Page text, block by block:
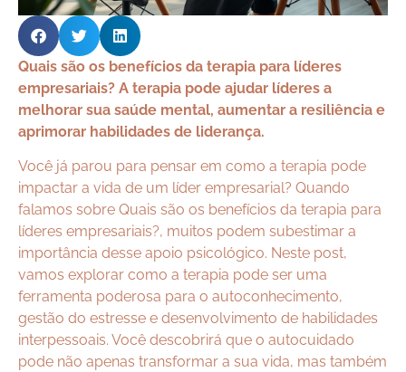
Quais são os benefícios da terapia para líderes
empresariais? A terapia pode ajudar líderes a
melhorar sua saúde mental, aumentar a resiliência e
aprimorar habilidades de liderança.
Você já parou para pensar em como a terapia pode
impactar a vida de um líder empresarial? Quando
falamos sobre Quais são os benefícios da terapia para
líderes empresariais?, muitos podem subestimar a
importância desse apoio psicológico. Neste post,
vamos explorar como a terapia pode ser uma
ferramenta poderosa para o autoconhecimento,
gestão do estresse e desenvolvimento de habilidades
interpessoais. Você descobrirá que o autocuidado
pode não apenas transformar a sua vida, mas também